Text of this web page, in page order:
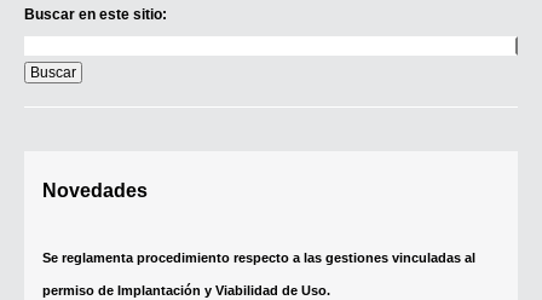
Buscar en este sitio:
en
este
sitio:
Novedades
Se reglamenta procedimiento respecto a las gestiones vinculadas al
permiso de Implantación y Viabilidad de Uso.